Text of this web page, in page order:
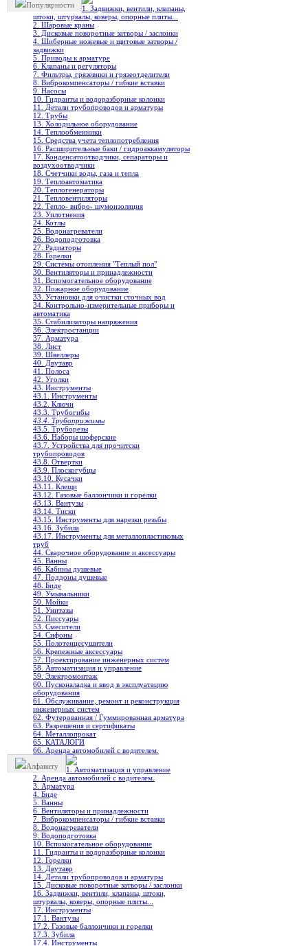
Популярности
1. Задвижки, вентили, клапаны,
штоки, штурвалы, коверы, опорные плиты...
2. Шаровые краны
3. Дисковые поворотные затворы / заслонки
4. Шиберные ножевые и щитовые затворы /
задвижки
5. Приводы к арматуре
6. Клапаны и регуляторы
7. Фильтры, грязевики и грязеотделители
8. Виброкомпенсаторы / гибкие вставки
9. Насосы
10. Гидранты и водоразборные колонки
11. Детали трубопроводов и арматуры
12. Трубы
13. Холодильное oборудование
14. Теплообменники
15. Средства учета теплопотребления
16. Расширительные баки / гидроаккамуляторы
17. Конденсатоотводчики, сепараторы и
воздухоотводчики
18. Счетчики воды, газа и тепла
19. Теплоавтоматика
20. Теплогенераторы
21. Тепловентиляторы
22. Тепло- вибро- шумоизоляция
23. Уплотнения
24. Котлы
25. Водонагреватели
26. Водоподготовка
27. Радиаторы
28. Горелки
29. Системы отопления "Теплый пол"
30. Вентиляторы и принадлежности
31. Вспомогательное оборудование
32. Пожарное оборудование
33. Установки для очистки сточных вод
34. Контрольно-измерительные приборы и
автоматика
35. Стабилизаторы напряжения
36. Электростанции
37. Арматура
38. Лист
39. Швеллеры
40. Двутавр
41. Полоса
42. Уголки
43. Инструменты
43.1. Инструменты
43.2. Ключи
43.3. Трубогибы
43.4. Трубоприжимы
43.5. Труборезы
43.6. Наборы шоферские
43.7. Устройства для прочитски
трубопроводов
43.8. Отвертки
43.9. Плоскогубцы
43.10. Кусачки
43.11. Клещи
43.12. Газовые баллончики и горелки
43.13. Вантузы
43.14. Тиски
43.15. Инструменты для нарезки резьбы
43.16. Зубила
43.17. Инструменты для металлопластиковых
труб
44. Сварочное оборудование и аксессуары
45. Ванны
46. Кабины душевые
47. Поддоны душевые
48. Биде
49. Умывальники
50. Мойки
51. Унитазы
52. Писсуары
53. Смесители
54. Сифоны
55. Полотенцесушители
56. Крепежные аксессуары
57. Проектирование инженерных систем
58. Автоматизация и управление
59. Электромонтаж
60. Пусконаладка и ввод в эксплуатацию
оборудования
61. Обслуживание, ремонт и реконструкция
инженерных систем
62. Футерованная / Гуммированная арматура
63. Разрешения и сертификаты
64. Металлопрокат
65. КАТАЛОГИ
66. Аренда автомобилей с водителем.
Алфавиту
1. Автоматизация и управление
2. Аренда автомобилей с водителем.
3. Арматура
4. Биде
5. Ванны
6. Вентиляторы и принадлежности
7. Виброкомпенсаторы / гибкие вставки
8. Водонагреватели
9. Водоподготовка
10. Вспомогательное оборудование
11. Гидранты и водоразборные колонки
12. Горелки
13. Двутавр
14. Детали трубопроводов и арматуры
15. Дисковые поворотные затворы / заслонки
16. Задвижки, вентили, клапаны, штоки,
штурвалы, коверы, опорные плиты...
17. Инструменты
17.1. Вантузы
17.2. Газовые баллончики и горелки
17.3. Зубила
17.4. Инструменты